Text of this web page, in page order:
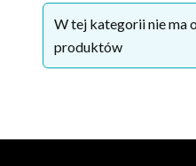
Lista produktów
W tej kategorii nie ma
produktów